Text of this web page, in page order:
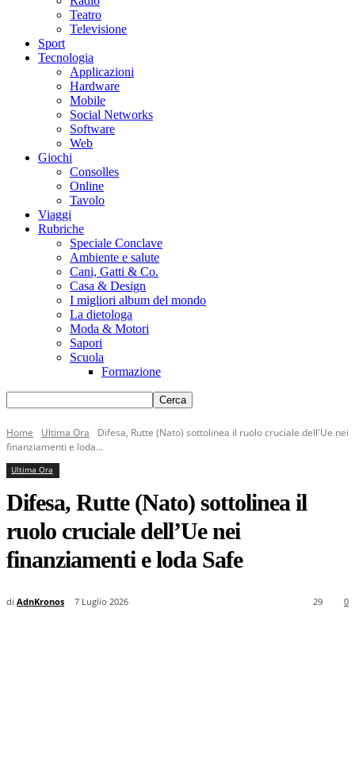
Teatro
Televisione
Sport
Tecnologia
Applicazioni
Hardware
Mobile
Social Networks
Software
Web
Giochi
Consolles
Online
Tavolo
Viaggi
Rubriche
Speciale Conclave
Ambiente e salute
Cani, Gatti & Co.
Casa & Design
I migliori album del mondo
La dietologa
Moda & Motori
Sapori
Scuola
Formazione
Home Ultima Ora
Difesa, Rutte (Nato) sottolinea il ruolo cruciale dell'Ue nei
finanziamenti e loda...
Ultima Ora
Difesa, Rutte (Nato) sottolinea il
ruolo cruciale dell’Ue nei
finanziamenti e loda Safe
di AdnKronos 7 Luglio 2026 0
29